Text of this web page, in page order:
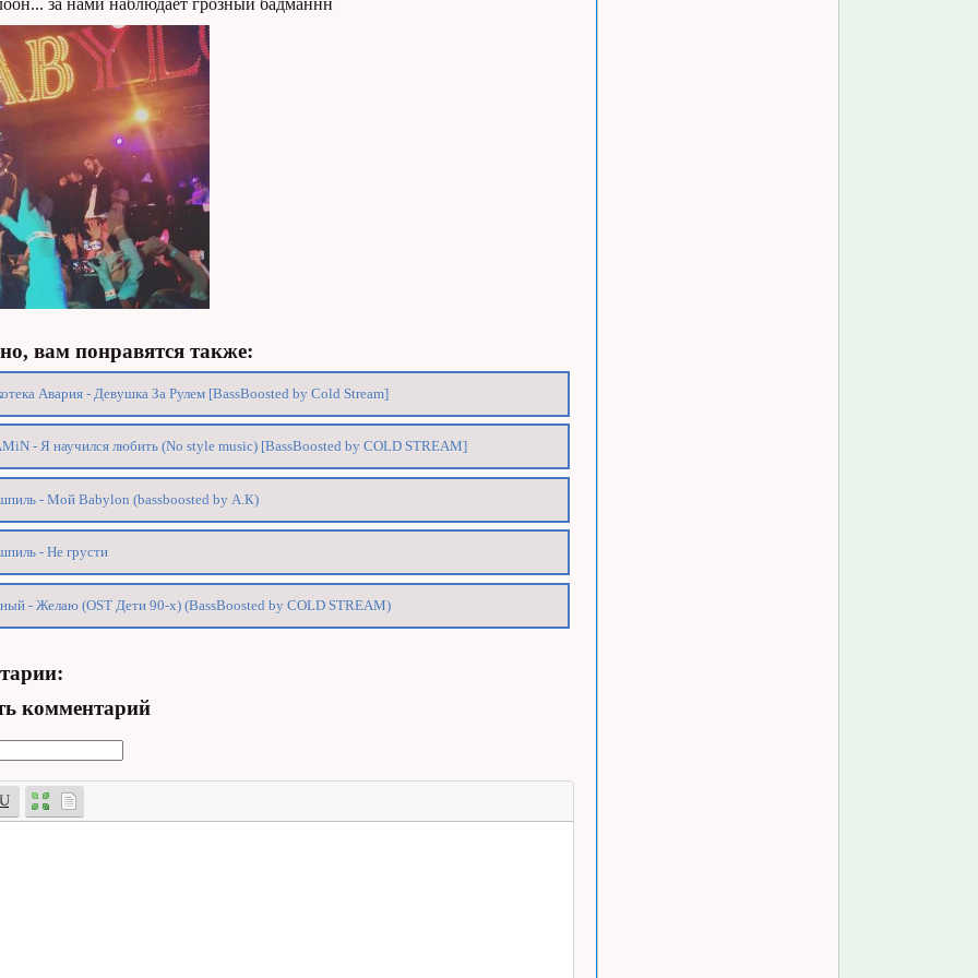
за нами наблюдает грозный бадманнн
вам понравятся также:
Авария - Девушка За Рулем [BassBoosted by Cold Stream]
- Я научился любить (No style music) [BassBoosted by COLD STREAM]
- Мой Babylon (bassboosted by А.К)
- Не грусти
- Желаю (OST Дети 90-х) (BassBoosted by COLD STREAM)
комментарий